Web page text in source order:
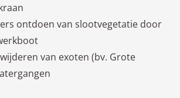
ontdoen van slootvegetatie door
van exoten (bv. Grote